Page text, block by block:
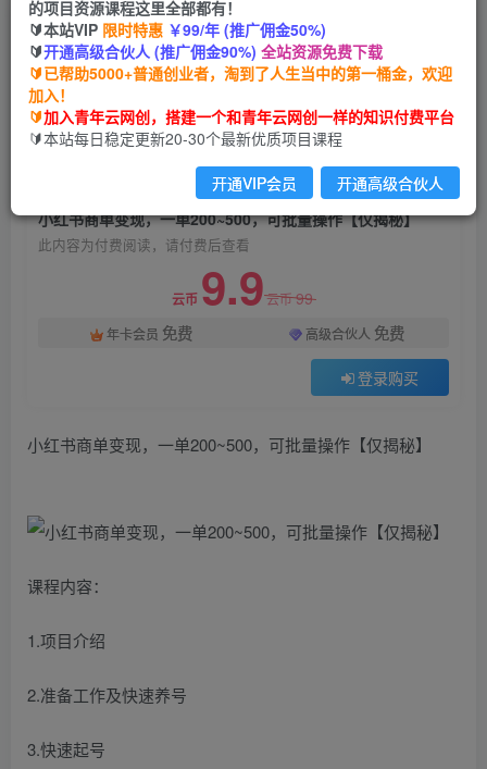
小红书商单变现，一单200~500，可批量操作【仅
揭秘】
青年云网创
2年前发布
关注 私信
小红书商单变现，一单200~500，可批量操作【仅揭秘】
此内容为付费阅读，请付费后查看
云币 9.9云币99
年卡会员 免费 高级合伙人 免费
登录购买
小红书商单变现，一单200~500，可批量操作【仅揭秘】
课程内容：
1.项目介绍
2.准备工作及快速养号
3.快速起号
的项目资源课程这里全部都有！
🔰本站VIP 限时特惠 ￥99/年 (推广佣金50%)
🔰开通高级合伙人 (推广佣金90%) 全站资源免费下载
🔰已帮助5000+普通创业者，淘到了人生当中的第一桶金，欢迎
加入！
🔰加入青年云网创，搭建一个和青年云网创一样的知识付费平台
🔰本站每日稳定更新20-30个最新优质项目课程
开通VIP会员 开通高级合伙人